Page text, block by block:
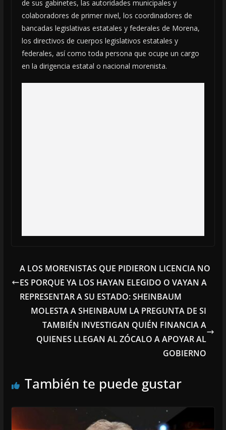
de sus gabinetes, las autoridades municipales y
colaboradores de primer nivel, los coordinadores de
bancadas legislativas estatales y federales de Morena,
los directivos de cuerpos legislativos estatales y
federales, así como toda persona que ocupe un cargo
en la dirigencia estatal o nacional morenista.
A LOS MORENISTAS QUE PIDIERON LICENCIA NO
ES PORQUE YA LOS HAYAN ELEGIDO O VAYAN A
REPRESENTAR A SU ESTADO: SHEINBAUM
MOLESTA A SHEINBAUM LA PREGUNTA DE SI
TAMBIÉN INVESTIGAN QUIÉN FINANCIA A
QUIENES LLEGAN AL ZÓCALO A APOYAR AL
GOBIERNO
También te puede gustar